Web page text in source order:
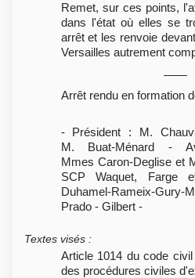
Remet, sur ces points,
dans l'état où elles se
arrêt et les renvoie
Versailles autrement
Arrêt rendu en formation
- Président : M.
M. Buat-Ménard -
Mmes Caron-Deglise et
SCP Waquet, Farge
Duhamel-Rameix-
Prado - Gilbert -
Textes visés :
Article 1014 du code
des procédures civiles